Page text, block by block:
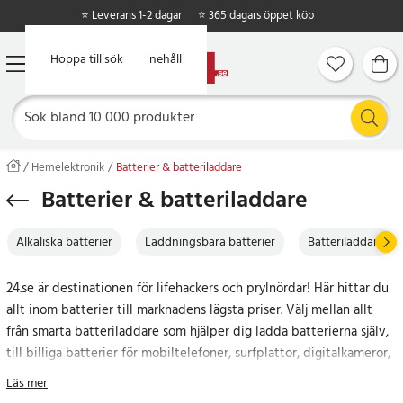
Hoppa till huvudinnehåll
Hoppa till sök
⭐ Leverans 1-2 dagar ⭐ 365 dagars öppet köp
Hemelektronik Batterier & batteriladdare
Batterier & batteriladdare
Alkaliska batterier Laddningsbara batterier Batteriladdare
24.se är destinationen för lifehackers och prylnördar! Här hittar du
allt inom batterier till marknadens lägsta priser. Välj mellan allt
från smarta batteriladdare som hjälper dig ladda batterierna själv,
till billiga batterier för mobiltelefoner, surfplattor, digitalkameror,
spelkonsoler och precis allt däremellan. Spara pengar och ge dina
Läs mer